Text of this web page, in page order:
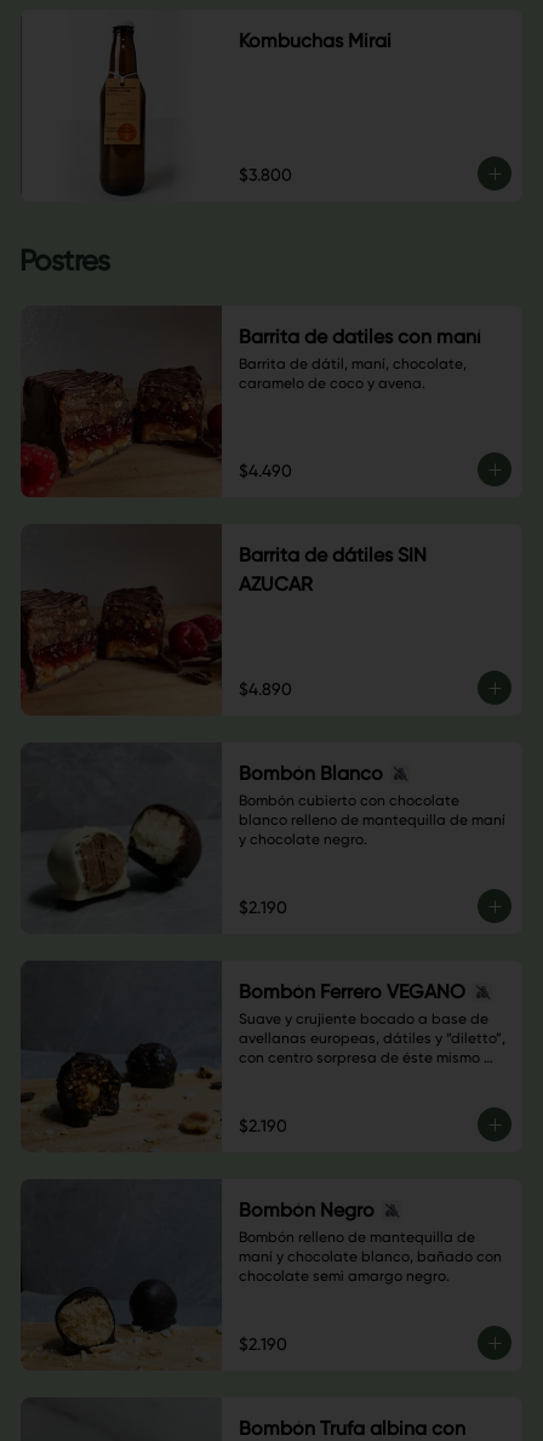
Kombuchas Mirai
$3.800
Postres
Barrita de datiles con maní
Barrita de dátil, maní, chocolate,
caramelo de coco y avena.
$4.490
Barrita de dátiles SIN
AZUCAR
$4.890
Bombón Blanco
Bombón cubierto con chocolate
blanco relleno de mantequilla de maní
y chocolate negro.
$2.190
Bombón Ferrero VEGANO
Suave y crujiente bocado a base de
avellanas europeas, dátiles y “diletto”,
con centro sorpresa de éste mismo
avellana.
$2.190
Bombón Negro
Bombón relleno de mantequilla de
maní y chocolate blanco, bañado con
chocolate semi amargo negro.
$2.190
Bombón Trufa albina con